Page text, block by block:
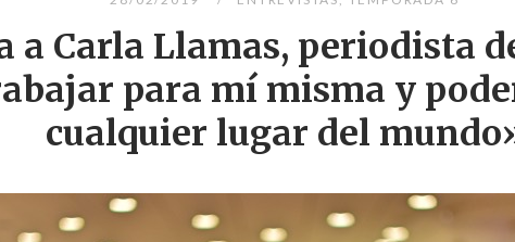
a Carla Llamas, periodista
para mí misma y
cualquier lugar del